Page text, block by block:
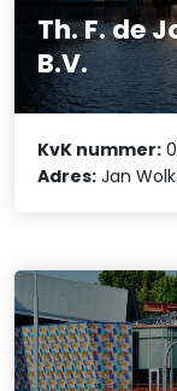
Th. F. de
B.V.
KvK nummer:
Adres: Jan